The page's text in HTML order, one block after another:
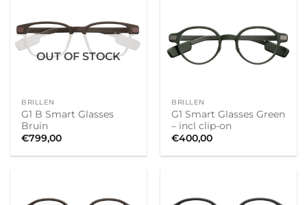
OUT OF STOCK
BRILLEN
G1 B Smart Glasses
Bruin
€799,00
BRILLEN
G1 Smart Glasses Green
– incl clip-on
€400,00